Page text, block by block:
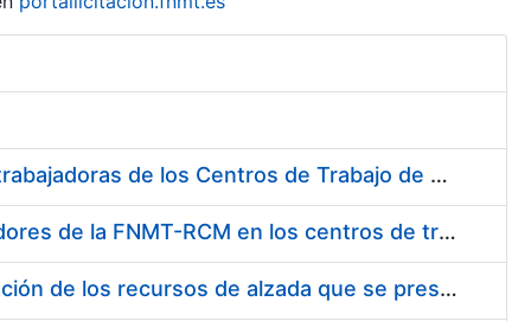
Suministro de Protectores Auditivos a medida para las personas trabajadoras de los Centros de Trabajo de Madrid y Burgos
Suministro de gafas graduadas antiproyecciones para los trabajadores de la FNMT-RCM en los centros de trabajo de Madrid y Burgos
Servicios de una empresa externa para el asesoramiento y resolución de los recursos de alzada que se presentan relacionados con procesos de selección para la FNMT-RCM